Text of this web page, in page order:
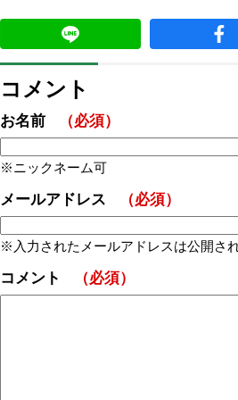
コメント
お名前 （必須）
ニックネーム可
メールアドレス （必須）
入力されたメールアドレスは公開さ
コメント （必須）